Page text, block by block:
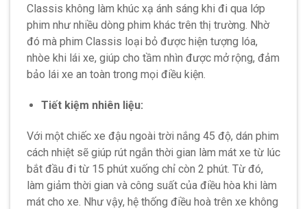
Classis không làm khúc xạ ánh sáng khi đi qua lớp
phim như nhiều dòng phim khác trên thị trường. Nhờ
đó mà phim Classis loại bỏ được hiện tượng lóa,
nhòe khi lái xe, giúp cho tầm nhìn được mở rộng, đảm
bảo lái xe an toàn trong mọi điều kiện.
Tiết kiệm nhiên liệu:
Với một chiếc xe đậu ngoài trời nắng 45 độ, dán phim
cách nhiệt sẽ giúp rút ngắn thời gian làm mát xe từ lúc
bắt đầu đi từ 15 phút xuống chỉ còn 2 phút. Từ đó,
làm giảm thời gian và công suất của điều hòa khi làm
mát cho xe. Như vậy, hệ thống điều hoà trên xe không